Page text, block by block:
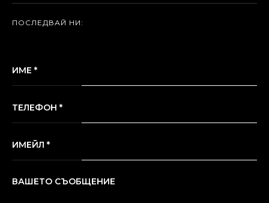
ПОСЛЕДВАЙ НИ:
ИМЕ *
ТЕЛЕФОН *
ИМЕЙЛ *
ВАШЕТО СЪОБЩЕНИЕ